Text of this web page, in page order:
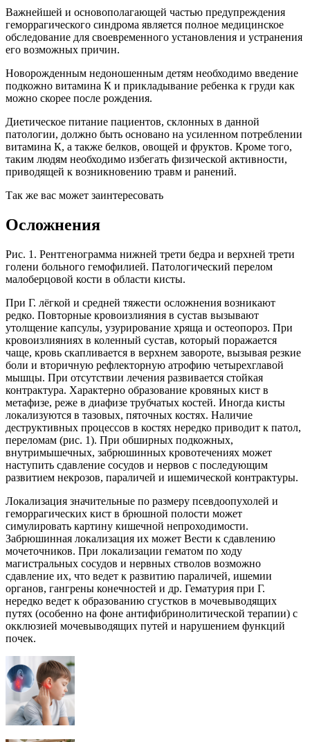
Важнейшей и основополагающей частью предупреждения
геморрагического синдрома является полное медицинское
обследование для своевременного установления и устранения
его возможных причин.
Новорожденным недоношенным детям необходимо введение
подкожно витамина К и прикладывание ребенка к груди как
можно скорее после рождения.
Диетическое питание пациентов, склонных в данной
патологии, должно быть основано на усиленном потреблении
витамина К, а также белков, овощей и фруктов. Кроме того,
таким людям необходимо избегать физической активности,
приводящей к возникновению травм и ранений.
Так же вас может заинтересовать
Осложнения
Рис. 1. Рентгенограмма нижней трети бедра и верхней трети
голени больного гемофилией. Патологический перелом
малоберцовой кости в области кисты.
При Г. лёгкой и средней тяжести осложнения возникают
редко. Повторные кровоизлияния в сустав вызывают
утолщение капсулы, узурирование хряща и остеопороз. При
кровоизлияниях в коленный сустав, который поражается
чаще, кровь скапливается в верхнем завороте, вызывая резкие
боли и вторичную рефлекторную атрофию четырехглавой
мышцы. При отсутствии лечения развивается стойкая
контрактура. Характерно образование кровяных кист в
метафизе, реже в диафизе трубчатых костей. Иногда кисты
локализуются в тазовых, пяточных костях. Наличие
деструктивных процессов в костях нередко приводит к патол,
переломам (рис. 1). При обширных подкожных,
внутримышечных, забрюшинных кровотечениях может
наступить сдавление сосудов и нервов с последующим
развитием некрозов, параличей и ишемической контрактуры.
Локализация значительные по размеру псевдоопухолей и
геморрагических кист в брюшной полости может
симулировать картину кишечной непроходимости.
Забрюшинная локализация их может Вести к сдавлению
мочеточников. При локализации гематом по ходу
магистральных сосудов и нервных стволов возможно
сдавление их, что ведет к развитию параличей, ишемии
органов, гангрены конечностей и др. Гематурия при Г.
нередко ведет к образованию сгустков в мочевыводящих
путях (особенно на фоне антифибринолитической терапии) с
окклюзией мочевыводящих путей и нарушением функций
почек.